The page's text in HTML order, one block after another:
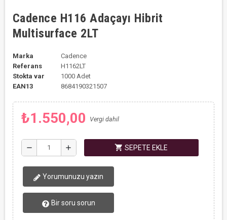
Cadence H116 Adaçayı Hibrit
Multisurface 2LT
Marka
Cadence
Referans
H1162LT
Stokta var
1000 Adet
EAN13
8684190321507
₺1.550,00 Vergi dahil
remove add shopping_cart SEPETE EKLE
Yorumunuzu yazın
Bir soru sorun